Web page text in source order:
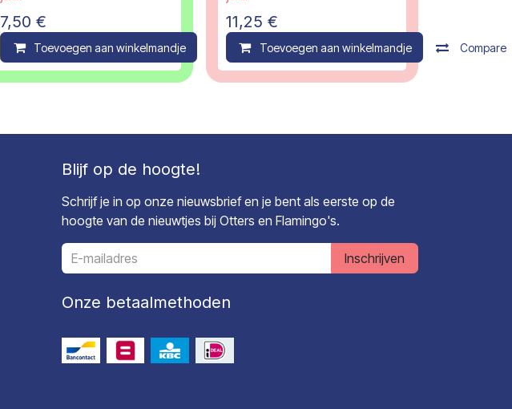
Compare
7,50 €
Toevoegen aan winkelmandje Compare
11,25 €
Toevoegen aan winkelmandje Compare
Blijf op de hoogte!
Schrijf je in op onze nieuwsbrief en je bent als eerste op de
hoogte van de nieuwtjes bij Otters en Flamingo's.
Inschrijven
Onze betaalmethoden